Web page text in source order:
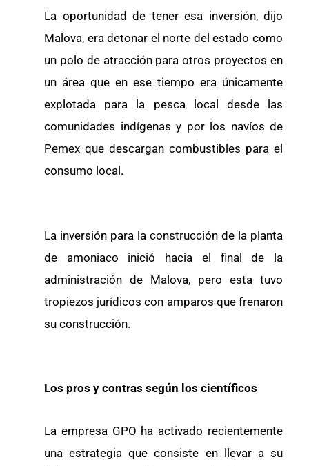
La oportunidad de tener esa inversión, dijo
Malova, era detonar el norte del estado como
un polo de atracción para otros proyectos en
un área que en ese tiempo era únicamente
explotada para la pesca local desde las
comunidades indígenas y por los navíos de
Pemex que descargan combustibles para el
consumo local.
La inversión para la construcción de la planta
de amoniaco inició hacia el final de la
administración de Malova, pero esta tuvo
tropiezos jurídicos con amparos que frenaron
su construcción.
Los pros y contras según los científicos
La empresa GPO ha activado recientemente
una estrategia que consiste en llevar a su